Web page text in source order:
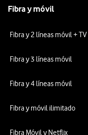
Fibra y móvil
Fibra y 2 líneas móvil + TV
Fibra y 3 líneas móvil
Fibra y 4 líneas móvil
Fibra y móvil ilimitado
Fibra Móvil y Netflix